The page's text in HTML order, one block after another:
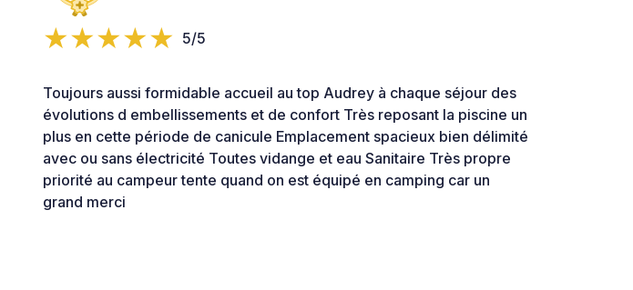
5/5
Toujours aussi formidable accueil au top Audrey à chaque séjour des
évolutions d embellissements et de confort Très reposant la piscine un
plus en cette période de canicule Emplacement spacieux bien délimité
avec ou sans électricité Toutes vidange et eau Sanitaire Très propre
priorité au campeur tente quand on est équipé en camping car un
grand merci